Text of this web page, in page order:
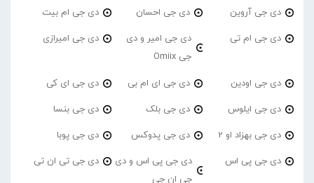
دی جی آروین دی جی احسان دی جی ام بیت
دی جی ام تی
دی جی امیر و دی
جی Omiix
دی جی امیرازی
دی جی اودین دی جی ای ام بی دی جی ای کی
دی جی ایلوس دی جی بلک دی جی بنسا
دی جی بهزاد او 2 دی جی پدوکس دی جی پوبا
دی جی پی اس
دی جی پی اس و دی
جی ان جی
دی جی تی ان تی